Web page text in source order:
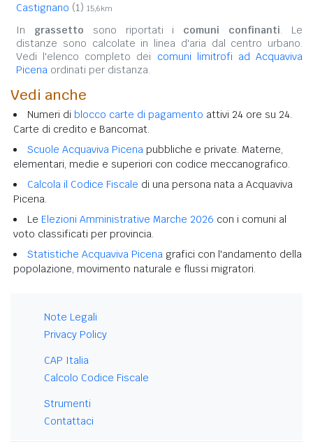
Castignano (1) 15,6km
In grassetto sono riportati i comuni confinanti. Le
distanze sono calcolate in linea d'aria dal centro urbano.
Vedi l'elenco completo dei comuni limitrofi ad Acquaviva
Picena ordinati per distanza.
Vedi anche
Numeri di blocco carte di pagamento attivi 24 ore su 24.
Carte di credito e Bancomat.
Scuole Acquaviva Picena pubbliche e private. Materne,
elementari, medie e superiori con codice meccanografico.
Calcola il Codice Fiscale di una persona nata a Acquaviva
Picena.
Le Elezioni Amministrative Marche 2026 con i comuni al
voto classificati per provincia.
Statistiche Acquaviva Picena grafici con l'andamento della
popolazione, movimento naturale e flussi migratori.
Note Legali
Privacy Policy
CAP Italia
Calcolo Codice Fiscale
Strumenti
Contattaci